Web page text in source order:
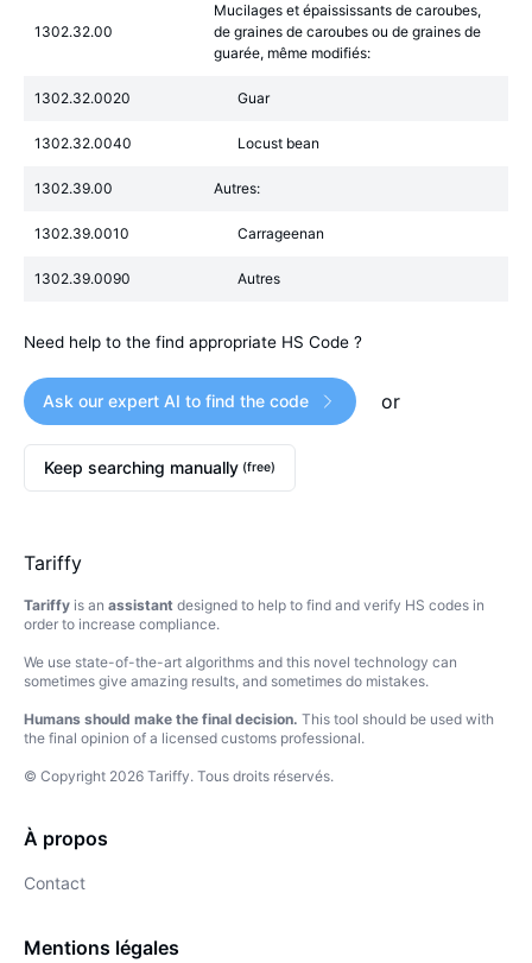
1302.32.00
Mucilages et épaississants de caroubes,
de graines de caroubes ou de graines de
guarée, même modifiés:
1302.32.0020 Guar
1302.32.0040 Locust bean
1302.39.00 Autres:
1302.39.0010 Carrageenan
1302.39.0090 Autres
Need help to the find appropriate HS Code ?
Ask our expert AI to find the code or
Keep searching manually (free)
Tariffy
Tariffy is an assistant designed to help to find and verify HS codes in
order to increase compliance.
We use state-of-the-art algorithms and this novel technology can
sometimes give amazing results, and sometimes do mistakes.
Humans should make the final decision. This tool should be used with
the final opinion of a licensed customs professional.
© Copyright 2026 Tariffy. Tous droits réservés.
À propos
Contact
Mentions légales